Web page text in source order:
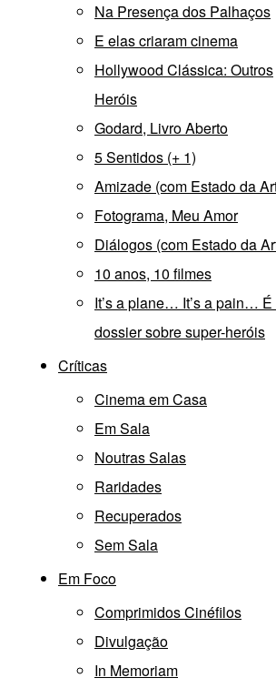
Na Presença dos Palhaços
E elas criaram cinema
Hollywood Clássica: Outros
Heróis
Godard, Livro Aberto
5 Sentidos (+ 1)
Amizade (com Estado da
Fotograma, Meu Amor
Diálogos (com Estado da
10 anos, 10 filmes
It’s a plane… It’s a pain… É
dossier sobre super-heróis
Críticas
Cinema em Casa
Em Sala
Noutras Salas
Raridades
Recuperados
Sem Sala
Em Foco
Comprimidos Cinéfilos
Divulgação
In Memoriam